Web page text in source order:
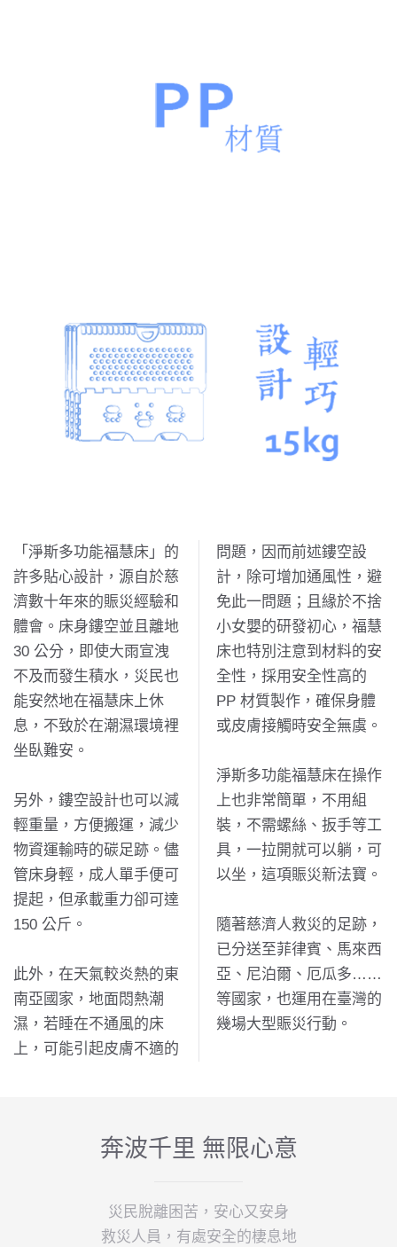
「淨斯多功能福慧床」的
許多貼心設計，源自於慈
濟數十年來的賑災經驗和
體會。床身鏤空並且離地
30 公分，即使大雨宣洩
不及而發生積水，災民也
能安然地在福慧床上休
息，不致於在潮濕環境裡
坐臥難安。
另外，鏤空設計也可以減
輕重量，方便搬運，減少
物資運輸時的碳足跡。儘
管床身輕，成人單手便可
提起，但承載重力卻可達
150 公斤。
此外，在天氣較炎熱的東
南亞國家，地面悶熱潮
濕，若睡在不通風的床
上，可能引起皮膚不適的
問題，因而前述鏤空設
計，除可增加通風性，避
免此一問題；且緣於不捨
小女嬰的研發初心，福慧
床也特別注意到材料的安
全性，採用安全性高的
PP 材質製作，確保身體
或皮膚接觸時安全無虞。
淨斯多功能福慧床在操作
上也非常簡單，不用組
裝，不需螺絲、扳手等工
具，一拉開就可以躺，可
以坐，這項賑災新法寶。
隨著慈濟人救災的足跡，
已分送至菲律賓、馬來西
亞、尼泊爾、厄瓜多……
等國家，也運用在臺灣的
幾場大型賑災行動。
奔波千里 無限心意
災民脫離困苦，安心又安身
救災人員，有處安全的棲息地